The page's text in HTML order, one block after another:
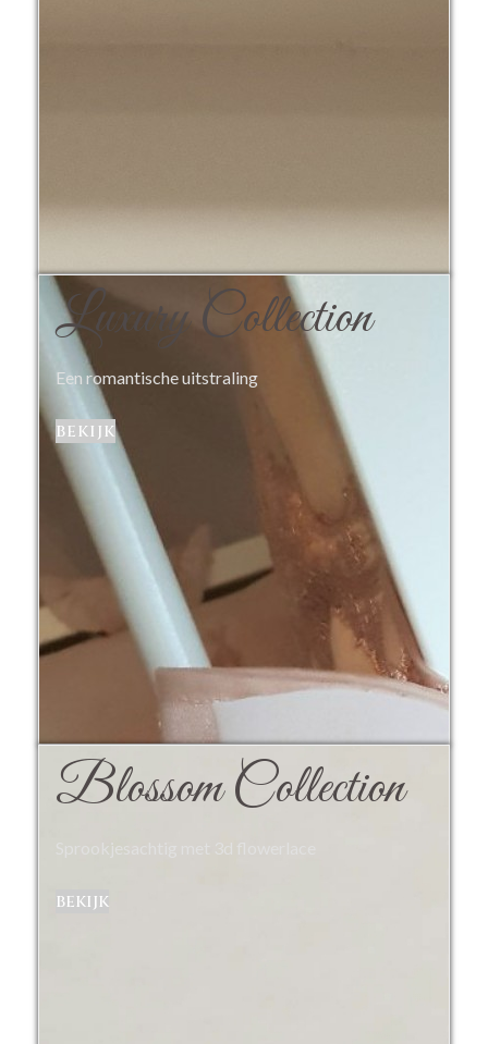
Luxury Collection
Een romantische uitstraling
bekijk
Blossom Collection
Sprookjesachtig met 3d flowerlace
bekijk